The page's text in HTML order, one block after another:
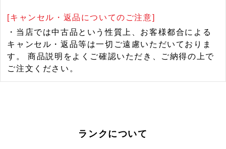
[キャンセル・返品についてのご注意]
・当店では中古品という性質上、お客様都合による
キャンセル・返品等は一切ご遠慮いただいておりま
す。 商品説明をよくご確認いただき、ご納得の上で
ご注文ください。
ランクについて